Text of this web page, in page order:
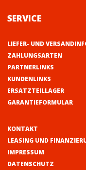
SERVICE
LIEFER- UND
ZAHLUNGSARTEN
PARTNERLINKS
KUNDENLINKS
ERSATZTEILLAGER
GARANTIEFORMULAR
KONTAKT
LEASING UND
IMPRESSUM
DATENSCHUTZ